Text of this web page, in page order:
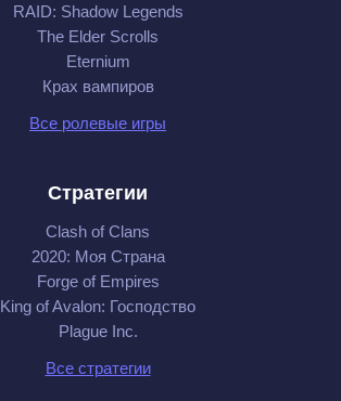
RAID: Shadow Legends
The Elder Scrolls
Eternium
Крах вампиров
Все ролевые игры
Стратегии
Clash of Clans
2020: Моя Cтрана
Forge of Empires
King of Avalon: Господство
Plague Inc.
Все стратегии